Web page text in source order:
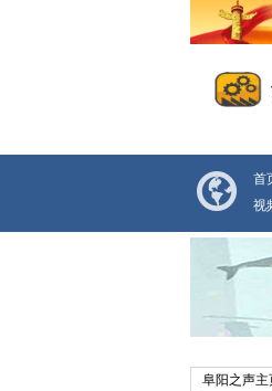
首
视
阜阳之声主